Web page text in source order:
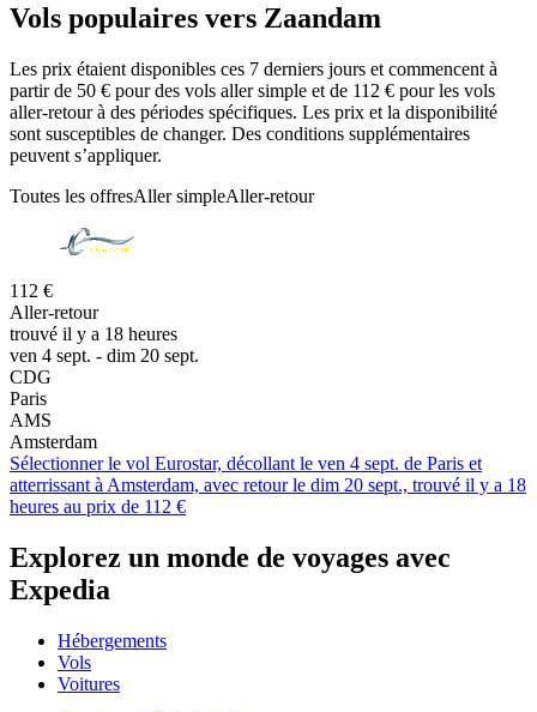
Vols populaires vers Zaandam
Les prix étaient disponibles ces 7 derniers jours et commencent à
partir de 50 € pour des vols aller simple et de 112 € pour les vols
aller-retour à des périodes spécifiques. Les prix et la disponibilité
sont susceptibles de changer. Des conditions supplémentaires
peuvent s’appliquer.
Toutes les offresAller simpleAller-retour
112 €
Aller-retour
trouvé il y a 18 heures
ven 4 sept. - dim 20 sept.
CDG
Paris
AMS
Amsterdam
Sélectionner le vol Eurostar, décollant le ven 4 sept. de Paris et
atterrissant à Amsterdam, avec retour le dim 20 sept., trouvé il y a 18
heures au prix de 112 €
Explorez un monde de voyages avec
Expedia
Hébergements
Vols
Voitures